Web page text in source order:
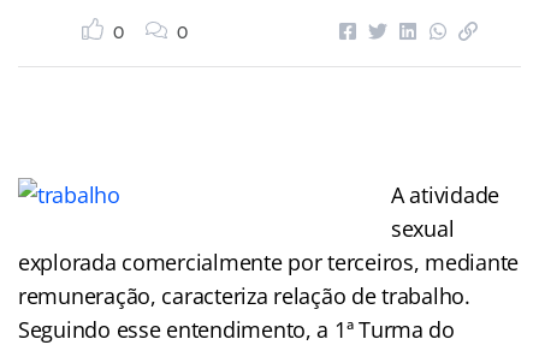
0 0
A atividade
sexual
explorada comercialmente por terceiros, mediante
remuneração, caracteriza relação de trabalho.
Seguindo esse entendimento, a 1ª Turma do